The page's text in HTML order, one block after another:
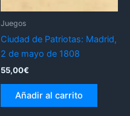
Juegos
Ciudad de Patriotas: Madrid,
2 de mayo de 1808
55,00€
Añadir al carrito